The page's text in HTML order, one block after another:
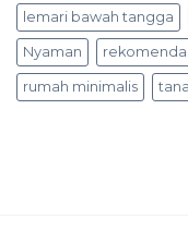
lemari bawah tangga
Nyaman
rumah minimalis